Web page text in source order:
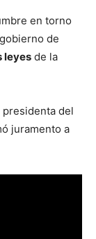
en torno
de
leyes de la
presidenta del
juramento a